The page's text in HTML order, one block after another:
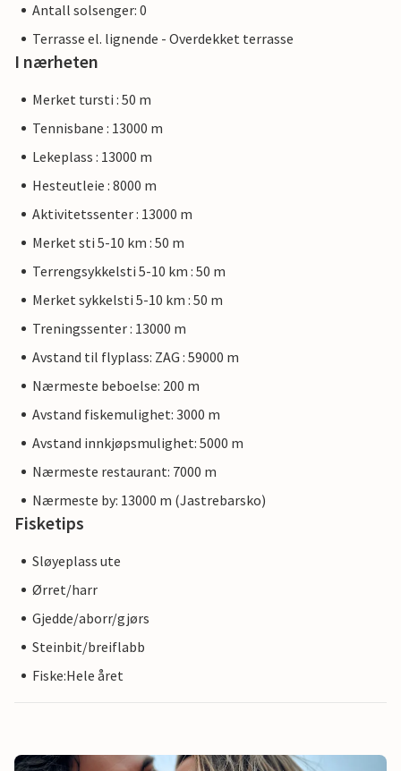
Antall solsenger: 0
Terrasse el. lignende - Overdekket terrasse
I nærheten
Merket tursti : 50 m
Tennisbane : 13000 m
Lekeplass : 13000 m
Hesteutleie : 8000 m
Aktivitetssenter : 13000 m
Merket sti 5-10 km : 50 m
Terrengsykkelsti 5-10 km : 50 m
Merket sykkelsti 5-10 km : 50 m
Treningssenter : 13000 m
Avstand til flyplass: ZAG : 59000 m
Nærmeste beboelse: 200 m
Avstand fiskemulighet: 3000 m
Avstand innkjøpsmulighet: 5000 m
Nærmeste restaurant: 7000 m
Nærmeste by: 13000 m (Jastrebarsko)
Fisketips
Sløyeplass ute
Ørret/harr
Gjedde/aborr/gjørs
Steinbit/breiflabb
Fiske:Hele året